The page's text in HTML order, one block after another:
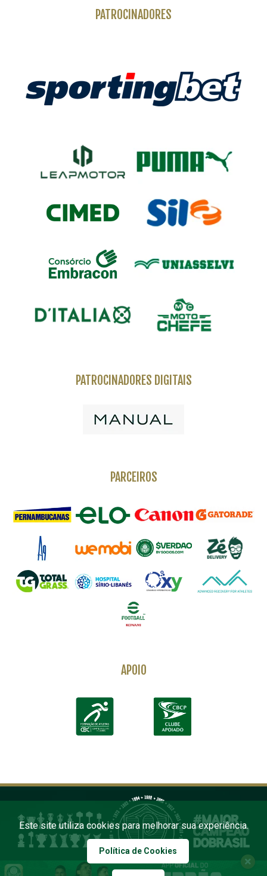
PATROCINADORES
PATROCINADORES DIGITAIS
PARCEIROS
APOIO
Este site utiliza cookies para melhorar sua experiência.
Política de Cookies